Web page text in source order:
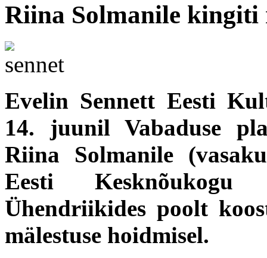
Riina Solmanile
Evelin Sennett Eesti
14. juunil Vabaduse
Riina Solmanile
Eesti
Ühendriikides poolt
mälestuse hoidmisel.